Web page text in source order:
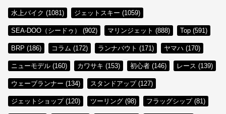
水上バイク (1081) ジェットスキー (1059)
SEA-DOO（シードゥ） (902) マリンジェット (888) Top (591)
BRP (186) コラム (172) ランナバウト (171) ヤマハ (170)
ニューモデル (160) カワサキ (153) 初心者 (146) レース (139)
ウェーブランナー (134) スタンドアップ (127)
ジェットショップ (120) ツーリング (98) フラッグシップ (81)